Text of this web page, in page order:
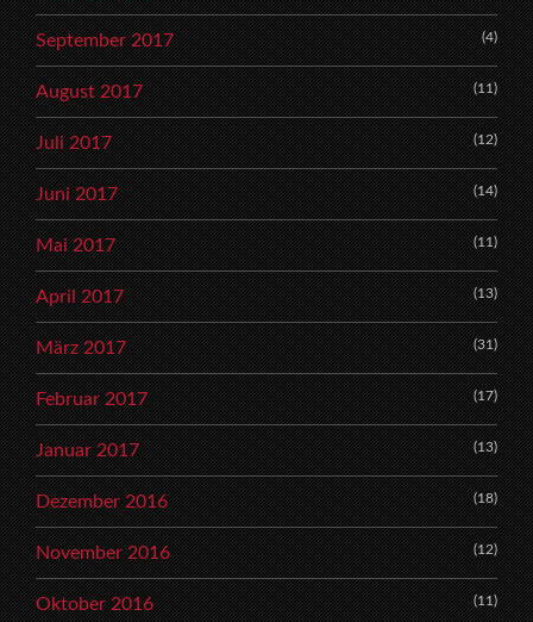
September 2017 (4)
August 2017 (11)
Juli 2017 (12)
Juni 2017 (14)
Mai 2017 (11)
April 2017 (13)
März 2017 (31)
Februar 2017 (17)
Januar 2017 (13)
Dezember 2016 (18)
November 2016 (12)
Oktober 2016 (11)